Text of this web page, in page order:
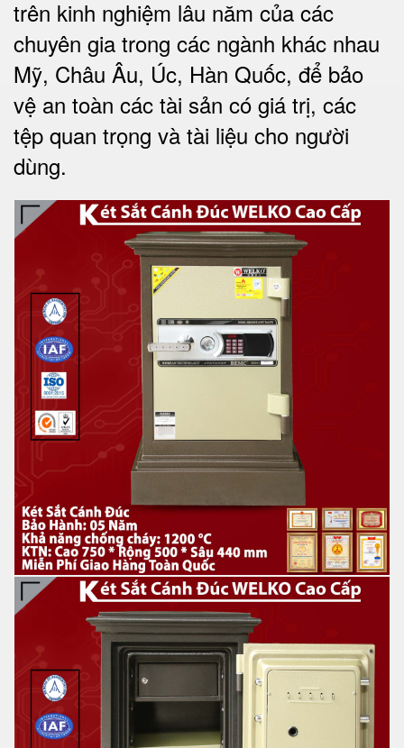
trên kinh nghiệm lâu năm của các
chuyên gia trong các ngành khác nhau
Mỹ, Châu Âu, Úc, Hàn Quốc, để bảo
vệ an toàn các tài sản có giá trị, các
tệp quan trọng và tài liệu cho người
dùng.